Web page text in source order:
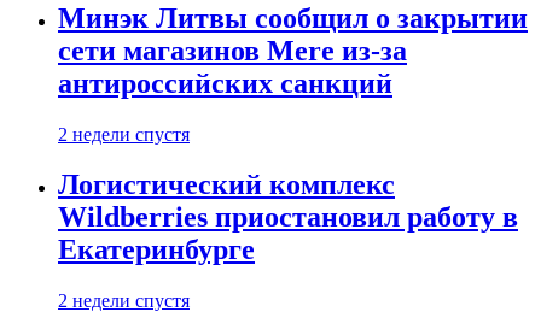
Минэк Литвы сообщил о закрытии
сети магазинов Mere из-за
антироссийских санкций
2 недели спустя
Логистический комплекс
Wildberries приостановил работу в
Екатеринбурге
2 недели спустя